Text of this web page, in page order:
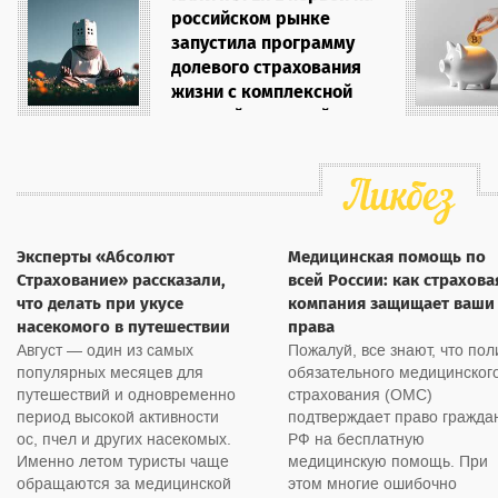
случаев в ряде регионов
позволило сократить число
фиктивных случаев
благодаря слаженной работе
правоохранительных
органов, страховщиков и
«зеленым» в рэнкинге РСА и
являются благополучными,
показывают рост количества
заявлений, оформленных с
использованием
европротокола:
Владимирская область +29%,
Калужская область +20%,
Московская область +20%,
Рязанская область +30%,
Нижегородская область
российском рынке
запустила программу
долевого страхования
жизни с комплексной
защитой на случай
16.07.2026
Эксперты «Абсолют
Страхование» рассказали,
что делать при укусе
насекомого в путешествии
Август — один из самых
популярных месяцев для
путешествий и одновременно
период высокой активности
ос, пчел и других насекомых.
Именно летом туристы чаще
обращаются за медицинской
Медицинская помощь по
всей России: как
компания защищает ваши
права
Пожалуй, все знают, что
обязательного
страхования (ОМС)
подтверждает право
РФ на бесплатную
медицинскую помощь. При
этом многие ошибочно